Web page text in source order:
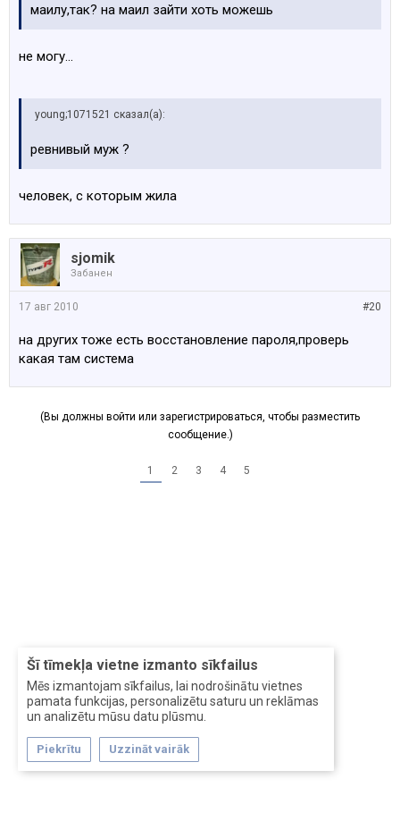
Šī tīmekļa vietne izmanto sīkfailus
Mēs izmantojam sīkfailus, lai nodrošinātu vietnes
pamata funkcijas, personalizētu saturu un reklāmas
un analizētu mūsu datu plūsmu.
Piekrītu Uzzināt vairāk
маилу,так? на маил зайти хоть можешь
не могу...
young;1071521 сказал(а):
ревнивый муж ?
человек, с которым жила
sjomik
Забанен
#20
17 авг 2010
на других тоже есть восстановление пароля,проверь
какая там система
(Вы должны войти или зарегистрироваться, чтобы разместить
сообщение.)
1 2 3 4 5